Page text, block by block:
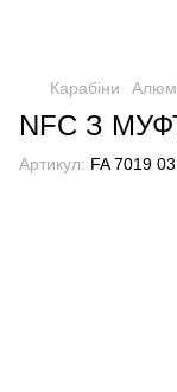
Карабіни
NFC З
Артикул: FA 7019 03